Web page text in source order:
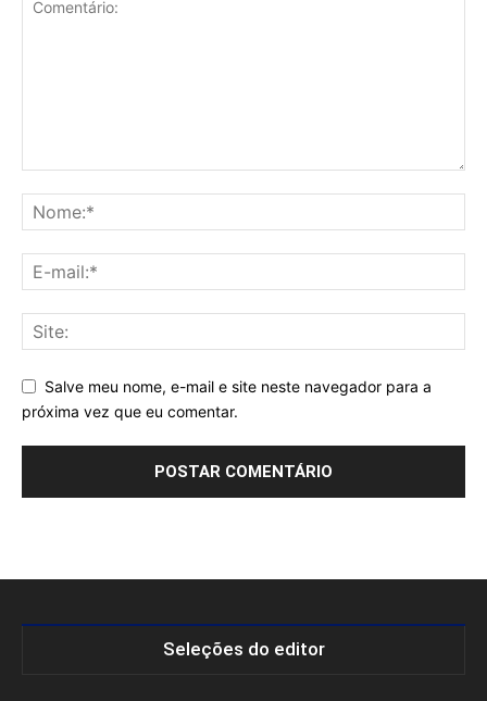
Salve meu nome, e-mail e site neste navegador para a
próxima vez que eu comentar.
Seleções do editor